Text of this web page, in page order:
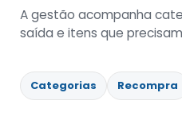
A gestão acompanha
saída e itens que
Categorias Recompra